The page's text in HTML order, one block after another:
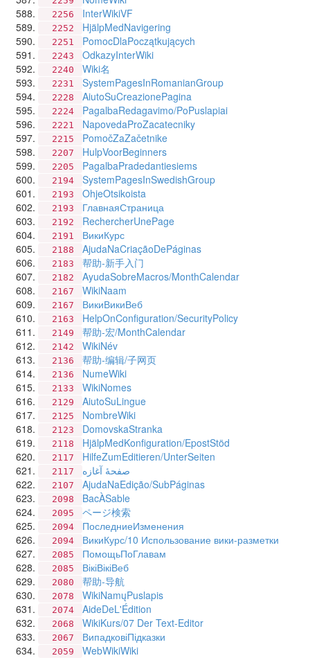
2256 InterWikiVF
2252 HjälpMedNavigering
2251 PomocDlaPoczątkujących
2243 OdkazyInterWiki
2240 Wiki名
2231 SystemPagesInRomanianGroup
2228 AiutoSuCreazionePagina
2224 PagalbaRedagavimo/PoPuslapiai
2221 NapovedaProZacatecniky
2215 PomočZaZačetnike
2207 HulpVoorBeginners
2205 PagalbaPradedantiesiems
2194 SystemPagesInSwedishGroup
2193 OhjeOtsikoista
2193 ГлавнаяСтраница
2192 RechercherUnePage
2191 ВикиКурс
2188 AjudaNaCriaçãoDePáginas
2183 帮助-新手入门
2182 AyudaSobreMacros/MonthCalendar
2167 WikiNaam
2167 ВикиВикиВеб
2163 HelpOnConfiguration/SecurityPolicy
2149 帮助-宏/MonthCalendar
2142 WikiNév
2136 帮助-编辑/子网页
2136 NumeWiki
2133 WikiNomes
2129 AiutoSuLingue
2125 NombreWiki
2123 DomovskaStranka
2118 HjälpMedKonfiguration/EpostStöd
2117 HilfeZumEditieren/UnterSeiten
2117 صفحهٔ آغازه
2107 AjudaNaEdição/SubPáginas
2098 BacÀSable
2095 ページ検索
2094 ПоследниеИзменения
2094 ВикиКурс/10 Использование вики-разметки
2085 ПомощьПоГлавам
2085 ВікіВікіВеб
2080 帮助-导航
2078 WikiNamųPuslapis
2074 AideDeL'Édition
2068 WikiKurs/07 Der Text-Editor
2067 ВипадковіПідказки
2059 WebWikiWiki